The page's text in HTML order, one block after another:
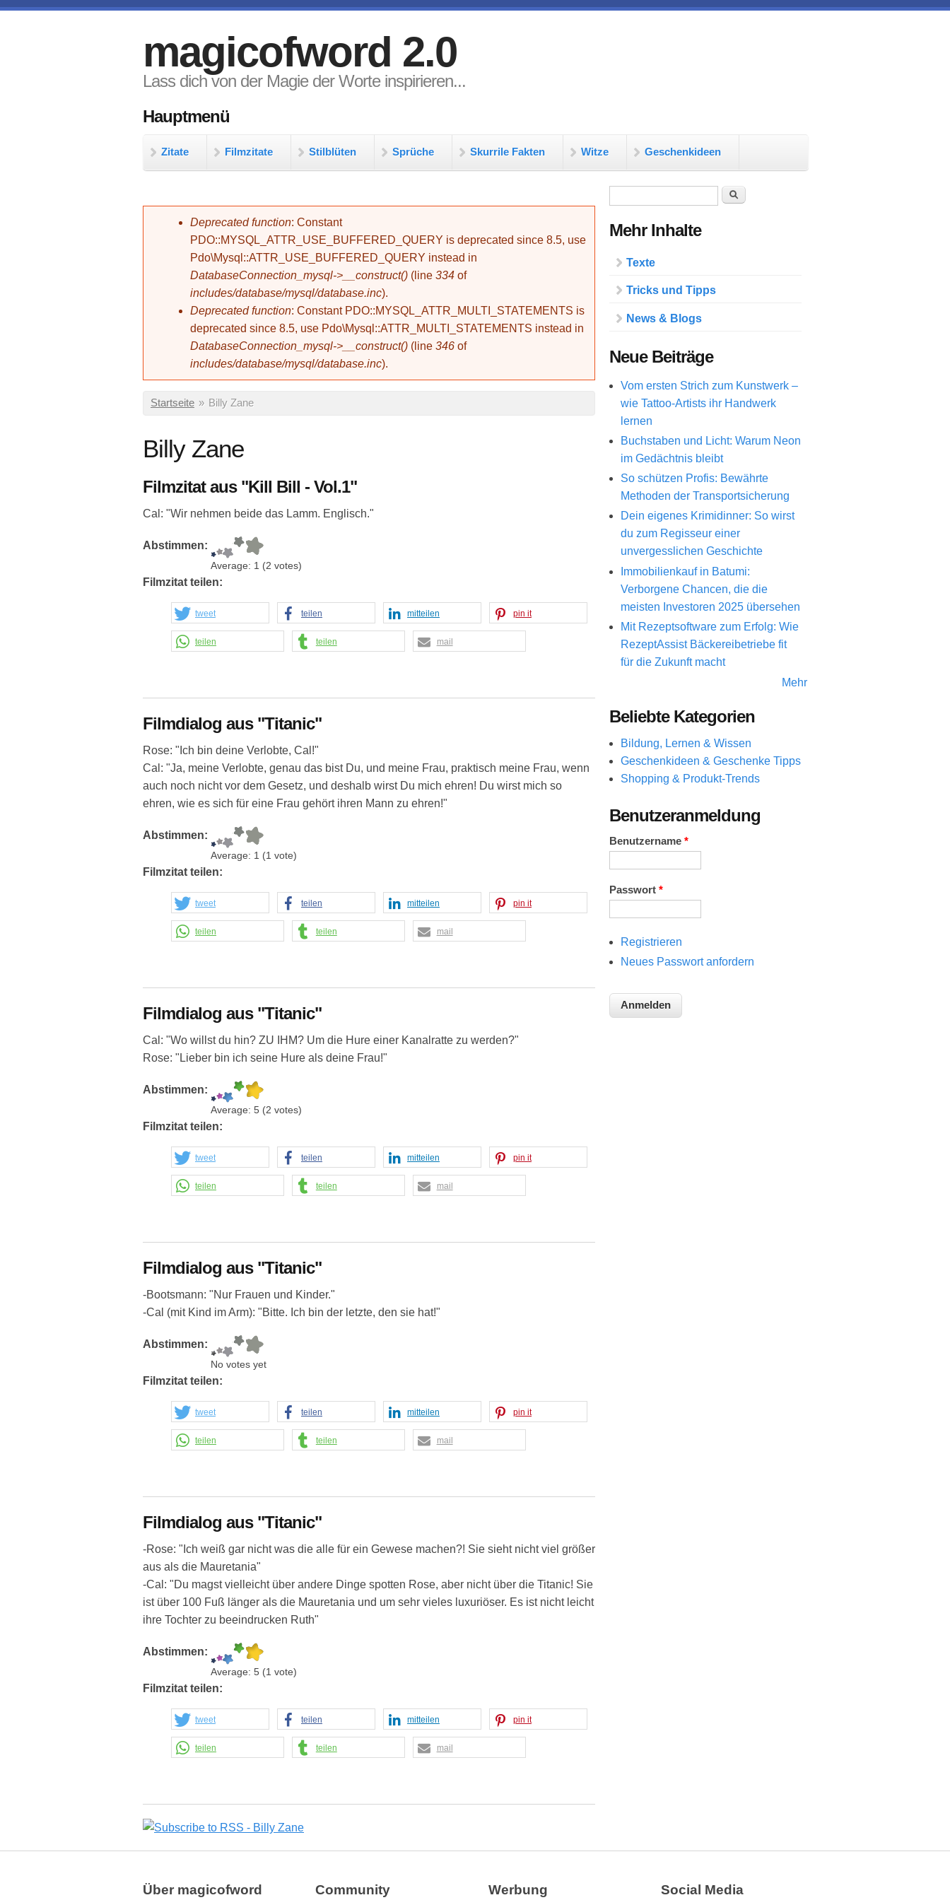
magicofword 2.0
Lass dich von der Magie der Worte inspirieren...
Hauptmenü
Zitate Filmzitate Stilblüten Sprüche Skurrile Fakten Witze Geschenkideen
Fehlermeldung
Deprecated function: Constant
PDO::MYSQL_ATTR_USE_BUFFERED_QUERY is deprecated since 8.5, use
Pdo\Mysql::ATTR_USE_BUFFERED_QUERY instead in
DatabaseConnection_mysql->__construct() (line 334 of
includes/database/mysql/database.inc).
Deprecated function: Constant PDO::MYSQL_ATTR_MULTI_STATEMENTS is
deprecated since 8.5, use Pdo\Mysql::ATTR_MULTI_STATEMENTS instead in
DatabaseConnection_mysql->__construct() (line 346 of
includes/database/mysql/database.inc).
Sie sind hier
Startseite » Billy Zane
Billy Zane
Filmzitat aus "Kill Bill - Vol.1"
Cal: "Wir nehmen beide das Lamm. Englisch."
Abstimmen:
Average: 1 (2 votes)
Filmzitat teilen:
tweet teilen mitteilen pin it
teilen teilen mail
Filmdialog aus "Titanic"
Rose: "Ich bin deine Verlobte, Cal!"
Cal: "Ja, meine Verlobte, genau das bist Du, und meine Frau, praktisch meine Frau, wenn
auch noch nicht vor dem Gesetz, und deshalb wirst Du mich ehren! Du wirst mich so
ehren, wie es sich für eine Frau gehört ihren Mann zu ehren!"
Abstimmen:
Average: 1 (1 vote)
Filmzitat teilen:
tweet teilen mitteilen pin it
teilen teilen mail
Filmdialog aus "Titanic"
Cal: "Wo willst du hin? ZU IHM? Um die Hure einer Kanalratte zu werden?"
Rose: "Lieber bin ich seine Hure als deine Frau!"
Abstimmen:
Average: 5 (2 votes)
Filmzitat teilen:
tweet teilen mitteilen pin it
teilen teilen mail
Filmdialog aus "Titanic"
-Bootsmann: "Nur Frauen und Kinder."
-Cal (mit Kind im Arm): "Bitte. Ich bin der letzte, den sie hat!"
Abstimmen:
No votes yet
Filmzitat teilen:
tweet teilen mitteilen pin it
teilen teilen mail
Filmdialog aus "Titanic"
-Rose: "Ich weiß gar nicht was die alle für ein Gewese machen?! Sie sieht nicht viel größer
aus als die Mauretania"
-Cal: "Du magst vielleicht über andere Dinge spotten Rose, aber nicht über die Titanic! Sie
ist über 100 Fuß länger als die Mauretania und um sehr vieles luxuriöser. Es ist nicht leicht
ihre Tochter zu beeindrucken Ruth"
Abstimmen:
Average: 5 (1 vote)
Filmzitat teilen:
tweet teilen mitteilen pin it
teilen teilen mail
Suche
Mehr Inhalte
Texte
Tricks und Tipps
News & Blogs
Neue Beiträge
Vom ersten Strich zum Kunstwerk –
wie Tattoo-Artists ihr Handwerk
lernen
Buchstaben und Licht: Warum Neon
im Gedächtnis bleibt
So schützen Profis: Bewährte
Methoden der Transportsicherung
Dein eigenes Krimidinner: So wirst
du zum Regisseur einer
unvergesslichen Geschichte
Immobilienkauf in Batumi:
Verborgene Chancen, die die
meisten Investoren 2025 übersehen
Mit Rezeptsoftware zum Erfolg: Wie
RezeptAssist Bäckereibetriebe fit
für die Zukunft macht
Mehr
Beliebte Kategorien
Bildung, Lernen & Wissen
Geschenkideen & Geschenke Tipps
Shopping & Produkt-Trends
Benutzeranmeldung
Benutzername *
Passwort *
Registrieren
Neues Passwort anfordern
Über magicofword Community Werbung Social Media